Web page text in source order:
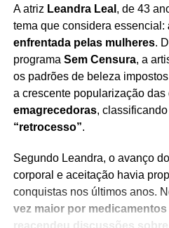
A atriz Leandra Leal , de 43
tema que considera essencial:
enfrentada pelas mulheres.
programa Sem Censura, a
os padrões de beleza
a crescente popularização das
emagrecedoras,
“retrocesso”.
Segundo Leandra, o avanço
corporal e aceitação havia
conquistas nos últimos anos.
vez maior por
reacendeu discussões sobre